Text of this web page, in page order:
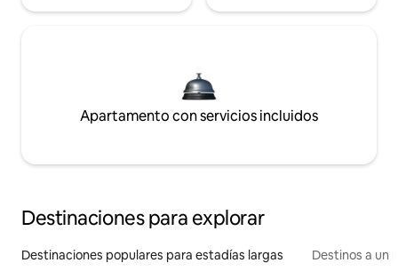
Apartamento con servicios incluidos
Destinaciones para explorar
Destinaciones populares para estadías largas Destinos a un